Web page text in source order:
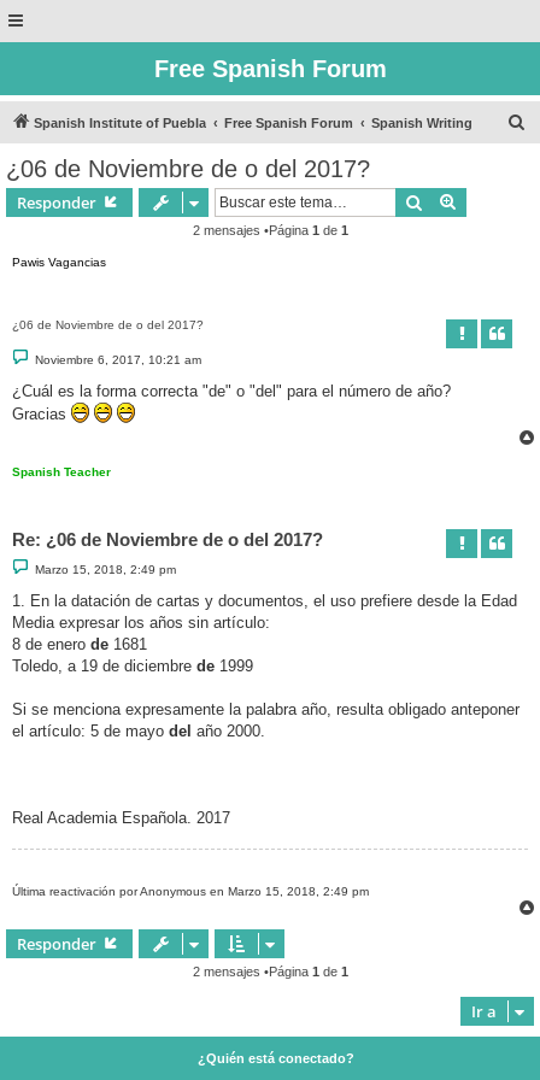
Free Spanish Forum
Spanish Institute of Puebla Free Spanish Forum Spanish Writing
¿06 de Noviembre de o del 2017?
Responder Buscar
2 mensajes •Página 1 de 1
Pawis Vagancias
¿06 de Noviembre de o del 2017?
M
e
n
s
a
Noviembre 6, 2017, 10:21 am
¿Cuál es la forma correcta "de" o "del" para el número de año?
Gracias
Spanish Teacher
Re: ¿06 de Noviembre de o del 2017?
M
e
n
s
a
j
e
Marzo 15, 2018, 2:49 pm
1. En la datación de cartas y documentos, el uso prefiere desde la Edad
Media expresar los años sin artículo:
8 de enero de 1681
Toledo, a 19 de diciembre de 1999
Si se menciona expresamente la palabra año, resulta obligado anteponer
el artículo: 5 de mayo del año 2000.
Real Academia Española. 2017
Última reactivación por Anonymous en Marzo 15, 2018, 2:49 pm
Responder
2 mensajes •Página 1 de 1
Ir a
¿Quién está conectado?